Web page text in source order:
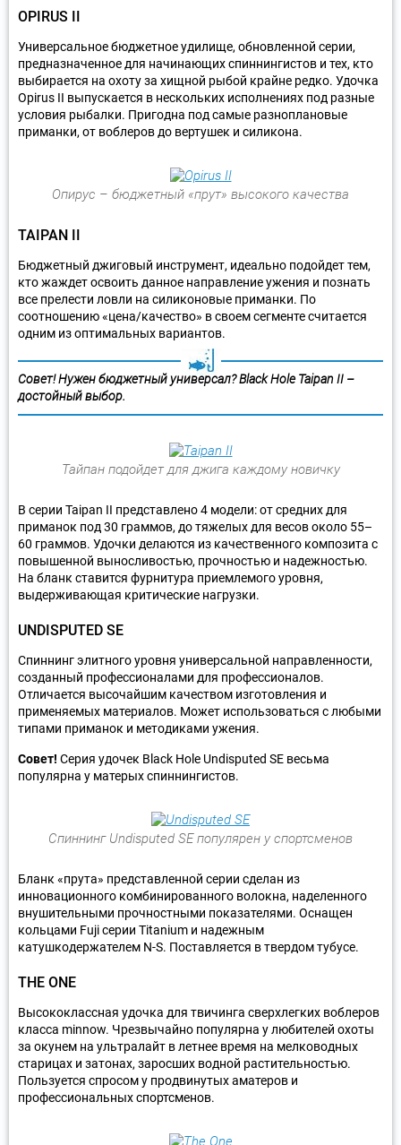
OPIRUS II
Универсальное бюджетное удилище, обновленной серии,
предназначенное для начинающих спиннингистов и тех, кто
выбирается на охоту за хищной рыбой крайне редко. Удочка
Opirus II выпускается в нескольких исполнениях под разные
условия рыбалки. Пригодна под самые разноплановые
приманки, от воблеров до вертушек и силикона.
Опирус – бюджетный «прут» высокого качества
TAIPAN II
Бюджетный джиговый инструмент, идеально подойдет тем,
кто жаждет освоить данное направление ужения и познать
все прелести ловли на силиконовые приманки. По
соотношению «цена/качество» в своем сегменте считается
одним из оптимальных вариантов.
Совет! Нужен бюджетный универсал? Black Hole Taipan II –
достойный выбор.
Тайпан подойдет для джига каждому новичку
В серии Taipan II представлено 4 модели: от средних для
приманок под 30 граммов, до тяжелых для весов около 55–
60 граммов. Удочки делаются из качественного композита с
повышенной выносливостью, прочностью и надежностью.
На бланк ставится фурнитура приемлемого уровня,
выдерживающая критические нагрузки.
UNDISPUTED SE
Спиннинг элитного уровня универсальной направленности,
созданный профессионалами для профессионалов.
Отличается высочайшим качеством изготовления и
применяемых материалов. Может использоваться с любыми
типами приманок и методиками ужения.
Совет! Серия удочек Black Hole Undisputed SE весьма
популярна у матерых спиннингистов.
Спиннинг Undisputed SE популярен у спортсменов
Бланк «прута» представленной серии сделан из
инновационного комбинированного волокна, наделенного
внушительными прочностными показателями. Оснащен
кольцами Fuji серии Titanium и надежным
катушкодержателем N-S. Поставляется в твердом тубусе.
THE ONE
Высококлассная удочка для твичинга сверхлегких воблеров
класса minnow. Чрезвычайно популярна у любителей охоты
за окунем на ультралайт в летнее время на мелководных
старицах и затонах, заросших водной растительностью.
Пользуется спросом у продвинутых аматеров и
профессиональных спортсменов.